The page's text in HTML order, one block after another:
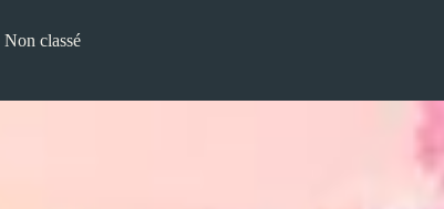
Non classé